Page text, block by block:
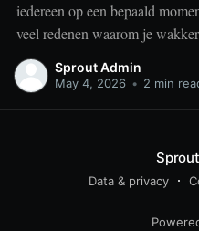
iedereen op een bepaald
veel redenen waarom je
het toilet moeten, je omgeving
slaap beïnvloeden. Dit is geen
Sprout Admin
May 4, 2026 • 2 min
Sprout
Data & privacy